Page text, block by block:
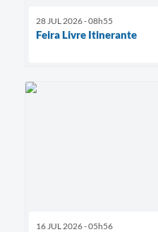
28 JUL 2026 - 08h55
Feira Livre Itinerante
16 JUL 2026 - 05h56